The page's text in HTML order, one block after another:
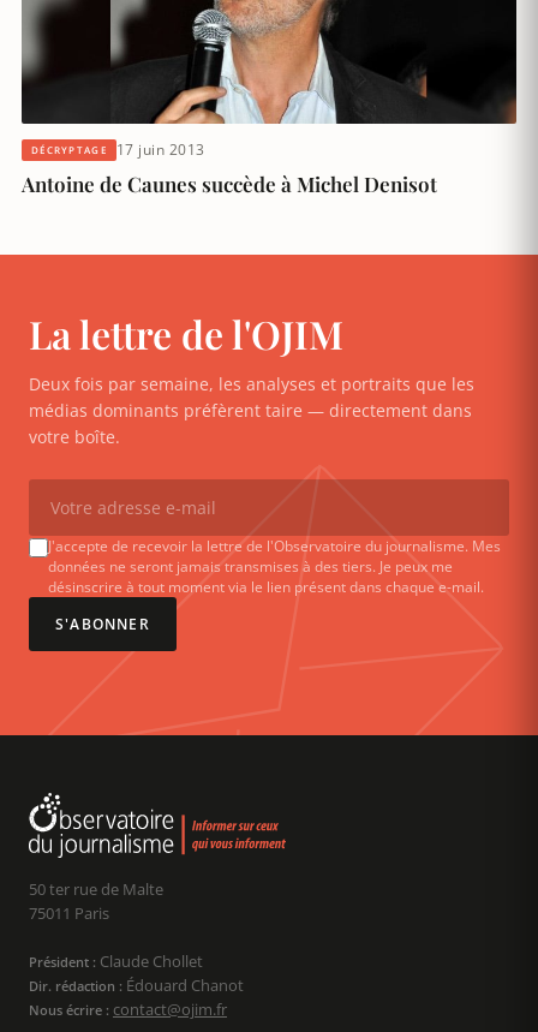
DÉCRYPTAGE 17 juin 2013
Antoine de Caunes succède à Michel Denisot
La lettre de l'OJIM
Deux fois par semaine, les analyses et portraits que les
médias dominants préfèrent taire — directement dans
votre boîte.
J'accepte de recevoir la lettre de l'Observatoire du journalisme. Mes
données ne seront jamais transmises à des tiers. Je peux me
désinscrire à tout moment via le lien présent dans chaque e-mail.
S'ABONNER
50 ter rue de Malte
75011 Paris
Président : Claude Chollet
Dir. rédaction : Édouard Chanot
Nous écrire : contact@ojim.fr